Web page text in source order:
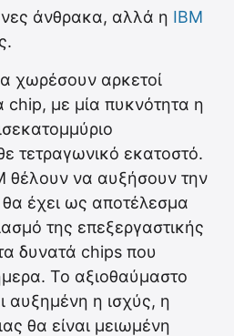
άνθρακα, αλλά η IBM
χωρέσουν αρκετοί
με μία πυκνότητα η
τετραγωνικό εκατοστό.
θέλουν να αυξήσουν την
έχει ως αποτέλεσμα
της επεξεργαστικής
δυνατά chips που
Το αξιοθαύμαστο
αυξημένη η ισχύς, η
θα είναι μειωμένη